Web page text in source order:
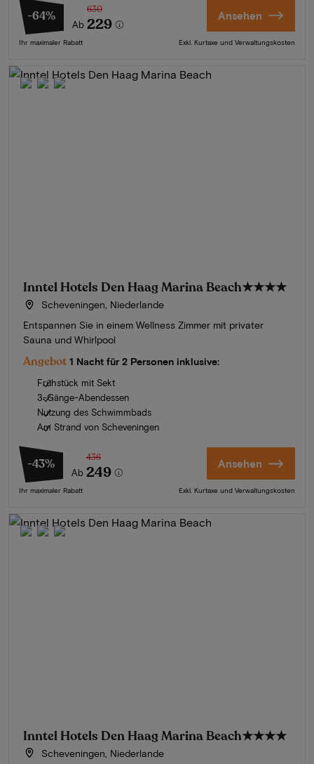
-64%
Ab
630
229
Ihr maximaler Rabatt
Ansehen
Exkl. Kurtaxe und Verwaltungskosten
Inntel Hotels Den Haag Marina Beach★★★★
Scheveningen, Niederlande
Entspannen Sie in einem Wellness Zimmer mit privater
Sauna und Whirlpool
Angebot 1 Nacht für 2 Personen inklusive:
Frühstück mit Sekt
3-Gänge-Abendessen
Nutzung des Schwimmbads
Am Strand von Scheveningen
-43%
Ab
436
249
Ihr maximaler Rabatt
Ansehen
Exkl. Kurtaxe und Verwaltungskosten
Inntel Hotels Den Haag Marina Beach★★★★
Scheveningen, Niederlande